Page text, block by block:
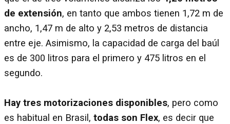
de extensión, en tanto que ambos tienen 1,72 m de
ancho, 1,47 m de alto y 2,53 metros de distancia
entre eje. Asimismo, la capacidad de carga del baúl
es de 300 litros para el primero y 475 litros en el
segundo.
Hay tres motorizaciones disponibles, pero como
es habitual en Brasil, todas son Flex, es decir que